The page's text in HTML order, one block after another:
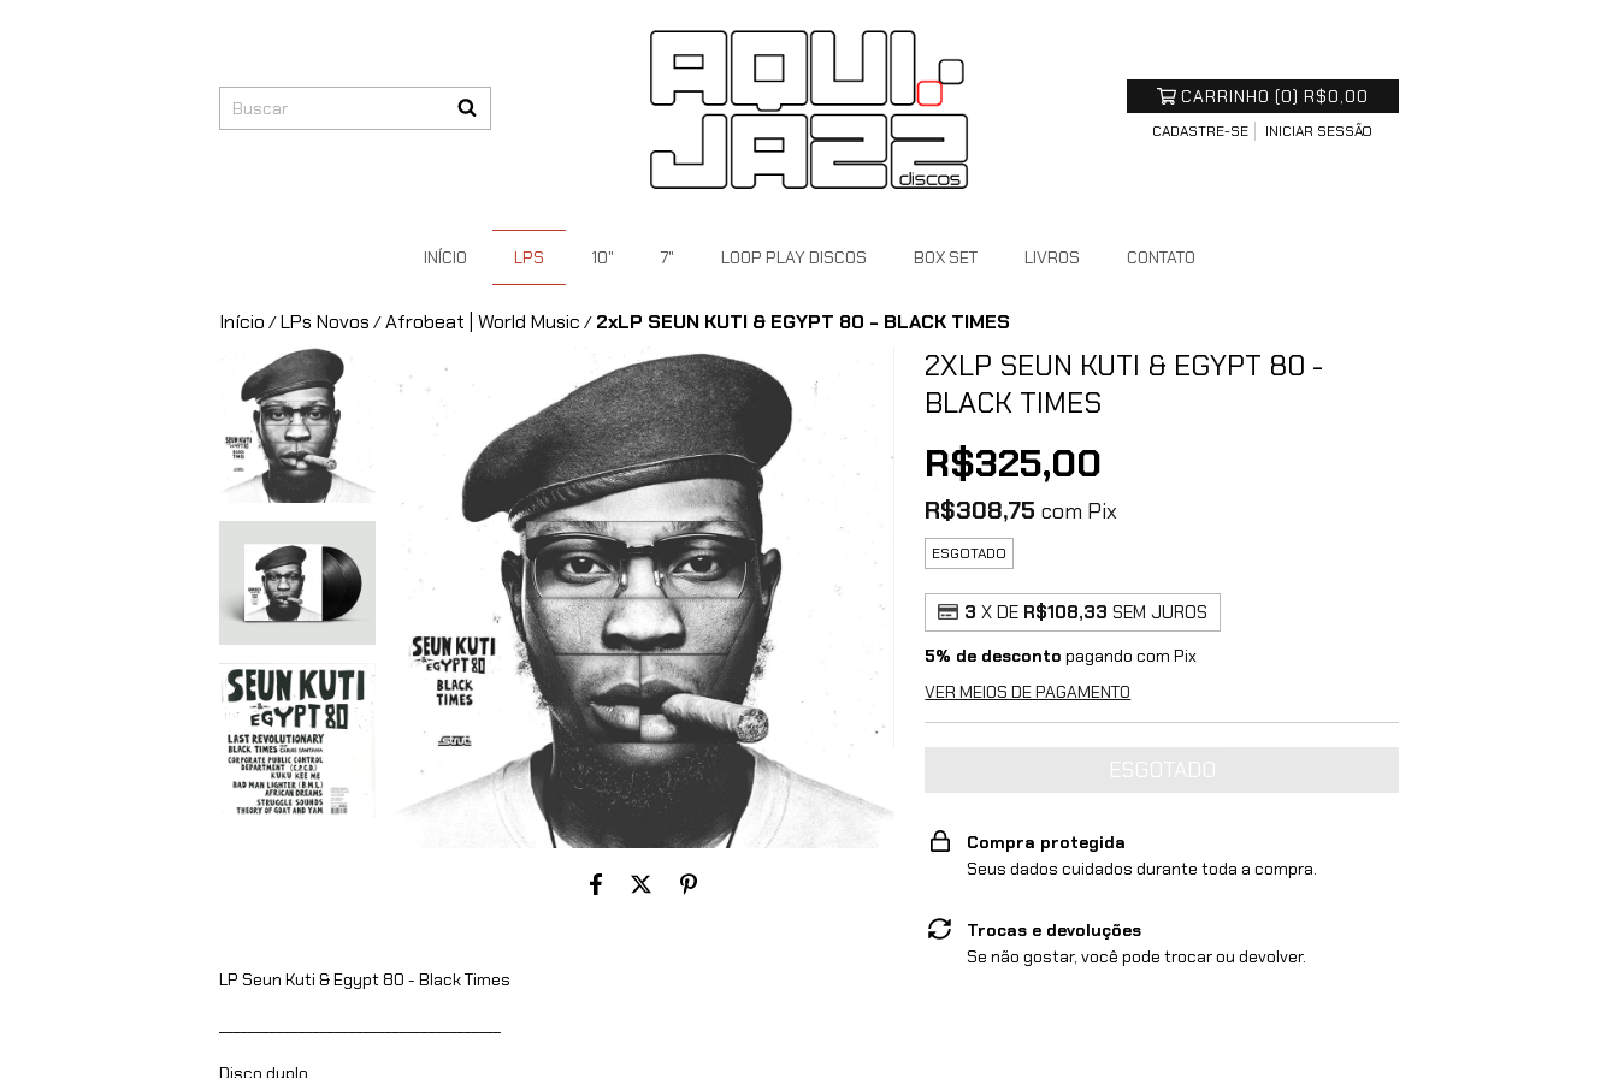
CARRINHO (0) R$0,00
CADASTRE-SE INICIAR SESSÃO
INÍCIO LPS 10" 7" LOOP PLAY DISCOS BOX SET LIVROS CONTATO
Início /LPs Novos /Afrobeat | World Music / 2xLP SEUN KUTI & EGYPT 80 - BLACK TIMES
LP Seun Kuti & Egypt 80 - Black Times
Disco duplo.
2XLP SEUN KUTI & EGYPT 80 -
BLACK TIMES
R$325,00
R$308,75com Pix
ESGOTADO
3 X DE R$108,33 SEM JUROS
5% de desconto pagando com Pix
VER MEIOS DE PAGAMENTO
Compra protegida
Seus dados cuidados durante toda a compra.
Trocas e devoluções
Se não gostar, você pode trocar ou devolver.